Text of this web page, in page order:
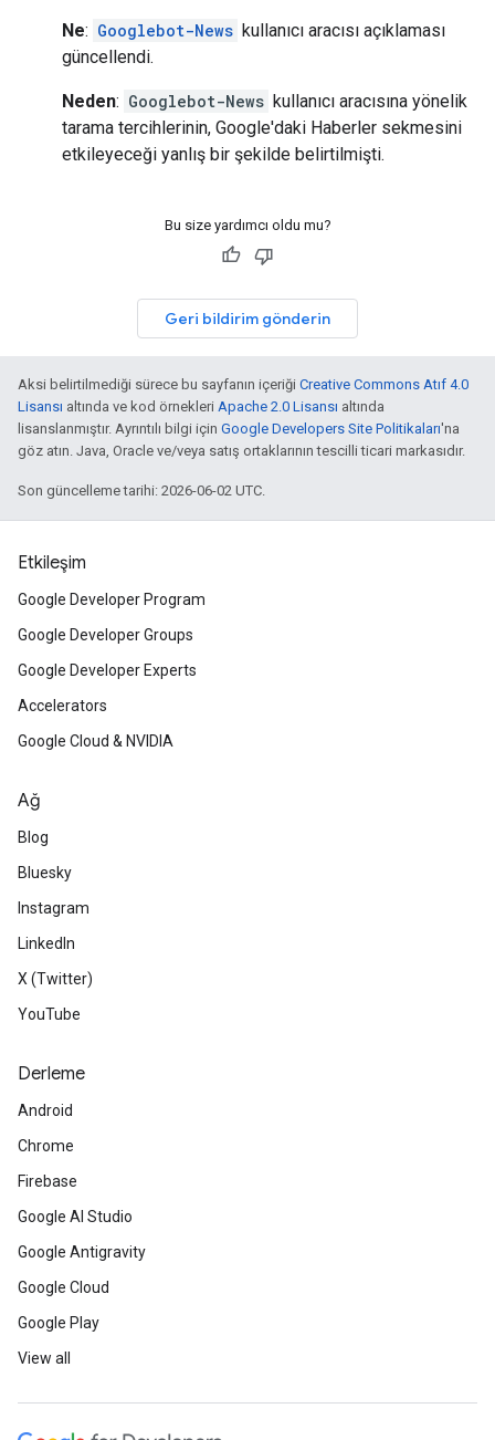
Ne: Googlebot-News kullanıcı aracısı açıklaması
güncellendi.
Neden: Googlebot-News kullanıcı aracısına yönelik
tarama tercihlerinin, Google'daki Haberler sekmesini
etkileyeceği yanlış bir şekilde belirtilmişti.
Bu size yardımcı oldu mu?
Geri bildirim gönderin
Aksi belirtilmediği sürece bu sayfanın içeriği Creative Commons Atıf 4.0
Lisansı altında ve kod örnekleri Apache 2.0 Lisansı altında
lisanslanmıştır. Ayrıntılı bilgi için Google Developers Site Politikaları'na
göz atın. Java, Oracle ve/veya satış ortaklarının tescilli ticari markasıdır.
Son güncelleme tarihi: 2026-06-02 UTC.
Etkileşim
Google Developer Program
Google Developer Groups
Google Developer Experts
Accelerators
Google Cloud & NVIDIA
Ağ
Blog
Bluesky
Instagram
LinkedIn
X (Twitter)
YouTube
Derleme
Android
Chrome
Firebase
Google AI Studio
Google Antigravity
Google Cloud
Google Play
View all